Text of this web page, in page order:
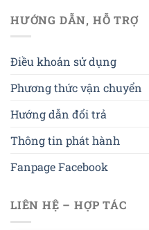
HƯỚNG DẪN, HỖ TRỢ
Điều khoản sử dụng
Phương thức vận chuyển
Hướng dẫn đổi trả
Thông tin phát hành
Fanpage Facebook
LIÊN HỆ – HỢP TÁC